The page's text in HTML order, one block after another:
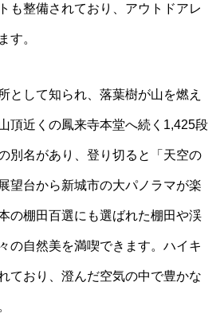
も整備されており、アウトドアレ
す。
として知られ、落葉樹が山を燃え
頂近くの鳳来寺本堂へ続く1,425段
別名があり、登り切ると「天空の
望台から新城市の大パノラマが楽
の棚田百選にも選ばれた棚田や渓
の自然美を満喫できます。ハイキ
ており、澄んだ空気の中で豊かな